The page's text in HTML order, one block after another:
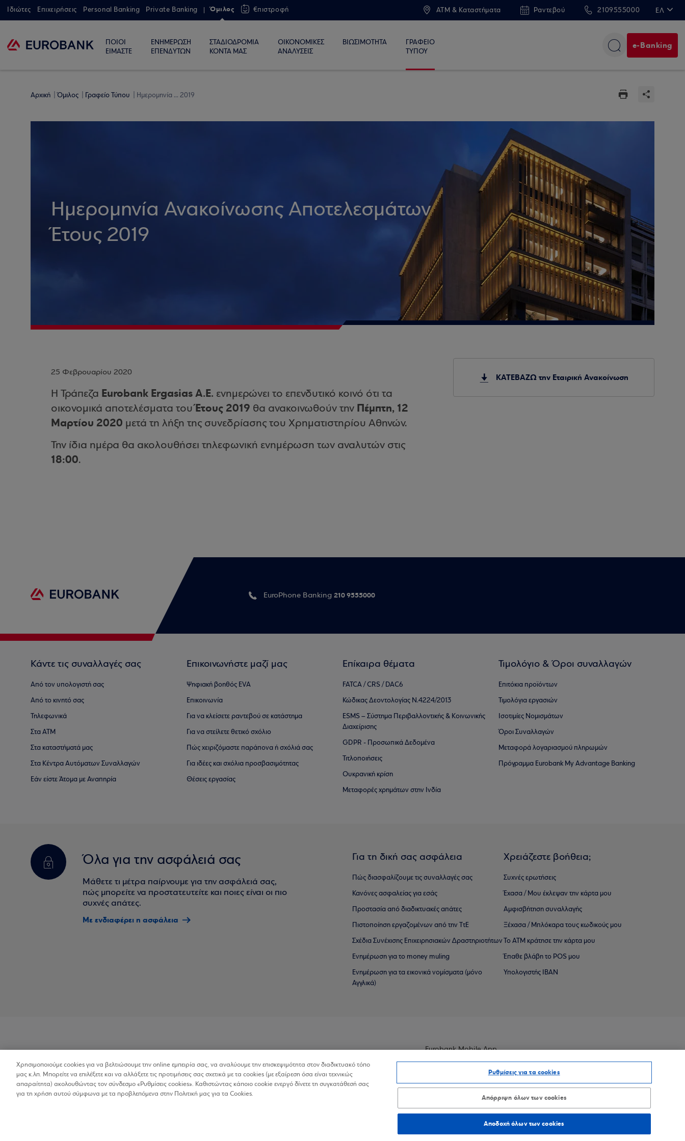
Ιδιώτες Επιχειρήσεις Personal Banking Private Banking Όμιλος €πιστροφή ATM & Καταστήματα Ραντεβού 2109555000 ΕΛ
ΠΟΙΟΙ
ΕΙΜΑΣΤΕ
ΕΝΗΜΕΡΩΣΗ
ΕΠΕΝΔΥΤΩΝ
ΣΤΑΔΙΟΔΡΟΜΙΑ
ΚΟΝΤΑ ΜΑΣ
ΟΙΚΟΝΟΜΙΚΕΣ
ΑΝΑΛΥΣΕΙΣ
ΒΙΩΣΙΜΟΤΗΤΑ
ΓΡΑΦΕΙΟ
ΤΥΠΟΥ
e-Banking
Αρχική Όμιλος Γραφείο Τύπου Ημερομηνία ... 2019
Ημερομηνία Ανακοίνωσης Αποτελεσμάτων
Έτους 2019
25 Φεβρουαρίου 2020
Η Τράπεζα Eurobank Ergasias Α.Ε. ενημερώνει το επενδυτικό κοινό ότι τα
οικονομικά αποτελέσματα τουΈτους 2019 θα ανακοινωθούν την Πέμπτη, 12
Μαρτίου 2020 μετά τη λήξη της συνεδρίασης του Χρηματιστηρίου Αθηνών.
Την ίδια ημέρα θα ακολουθήσει τηλεφωνική ενημέρωση των αναλυτών στις
18:00.
ΚΑΤΕΒΑΖΩ την Εταιρική Ανακοίνωση
EuroPhone Banking 210 9555000
Κάντε τις συναλλαγές σας
Από τον υπολογιστή σας
Από το κινητό σας
Τηλεφωνικά
Στα ΑΤΜ
Στα καταστήματά μας
Στα Κέντρα Αυτόματων Συναλλαγών
Εάν είστε Άτομα με Αναπηρία
Επικοινωνήστε μαζί μας
Ψηφιακή βοηθός EVA
Επικοινωνία
Για να κλείσετε ραντεβού σε κατάστημα
Για να στείλετε θετικό σχόλιο
Πώς χειριζόμαστε παράπονα ή σχόλιά σας
Για ιδέες και σχόλια προσβασιμότητας
Θέσεις εργασίας
Επίκαιρα θέματα
FATCA / CRS / DAC6
Κώδικας Δεοντολογίας Ν.4224/2013
ESMS – Σύστημα Περιβαλλοντικής & Κοινωνικής
Διαχείρισης
GDPR - Προσωπικά Δεδομένα
Τιτλοποιήσεις
Ουκρανική κρίση
Μεταφορές χρημάτων στην Ινδία
Τιμολόγιο & Όροι συναλλαγών
Επιτόκια προϊόντων
Τιμολόγια εργασιών
Ισοτιμίες Νομισμάτων
Όροι Συναλλαγών
Μεταφορά λογαριασμού πληρωμών
Πρόγραμμα Eurobank My Advantage Banking
Όλα για την ασφάλειά σας
Μάθετε τι μέτρα παίρνουμε για την ασφάλειά σας,
πώς μπορείτε να προστατευτείτε και ποιες είναι οι πιο
συχνές απάτες.
Με ενδιαφέρει η ασφάλεια
Για τη δική σας ασφάλεια
Πώς διασφαλίζουμε τις συναλλαγές σας
Κανόνες ασφαλείας για εσάς
Προστασία από διαδικτυακές απάτες
Πιστοποίηση εργαζομένων από την ΤτΕ
Σχέδια Συνέχισης Επιχειρησιακών ∆ραστηριοτήτων
Ενημέρωση για το money muling
Ενημέρωση για τα εικονικά νομίσματα (μόνο
Αγγλικά)
Χρειάζεστε βοήθεια;
Συχνές ερωτήσεις
Έχασα / Μου έκλεψαν την κάρτα μου
Αμφισβήτηση συναλλαγής
Ξέχασα / Μπλόκαρα τους κωδικούς μου
Το ΑΤΜ κράτησε την κάρτα μου
Έπαθε βλάβη το POS μου
Υπολογιστής IBAN
Προσβασιμότητα
Eurobank Mobile App
Πολιτική Cookies
Χρησιμοποιούμε cookies για να βελτιώσουμε την online εμπειρία σας, να αναλύουμε την επισκεψιμότητα στον διαδικτυακό τόπο
μας κ.λπ. Μπορείτε να επιλέξετε και να αλλάξετε τις προτιμήσεις σας σχετικά με τα cookies (με εξαίρεση όσα είναι τεχνικώς
απαραίτητα) ακολουθώντας τον σύνδεσμο «Ρυθμίσεις cookies». Καθιστώντας κάποιο cookie ενεργό δίνετε τη συγκατάθεσή σας
για τη χρήση αυτού σύμφωνα με τα προβλεπόμενα στην Πολιτική μας για τα Cookies.
Ρυθμίσεις για τα cookies
Απόρριψη όλων των cookies
Αποδοχή όλων των cookies